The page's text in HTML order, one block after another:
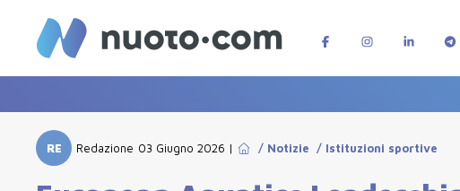
RE Redazione 03 Giugno 2026 | / Notizie / Istituzioni sportive